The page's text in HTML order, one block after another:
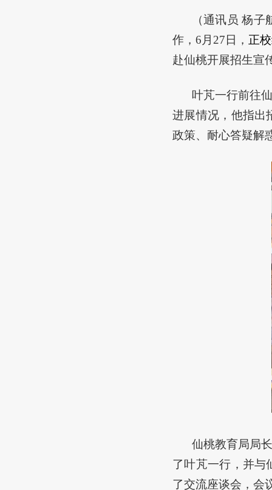
（通讯员 杨
作 ，6月 27 日， 正
赴仙桃开展招生宣
叶芃一行前往
进展情况，他指出
政策、耐心答疑解
仙桃教育局局
了叶芃一行，并与
了交流座谈会，会